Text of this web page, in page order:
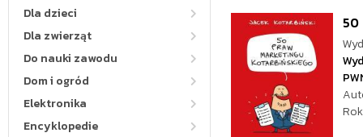
Dla dzieci
Dla zwierząt
Do nauki zawodu
Dom i ogród
Elektronika
Encyklopedie
50